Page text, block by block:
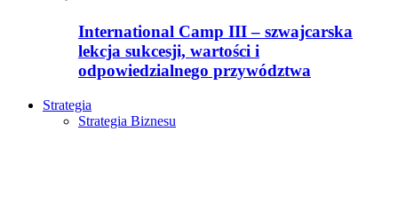
International Camp III – szwajcarska
lekcja sukcesji, wartości i
odpowiedzialnego przywództwa
Strategia
Strategia Biznesu